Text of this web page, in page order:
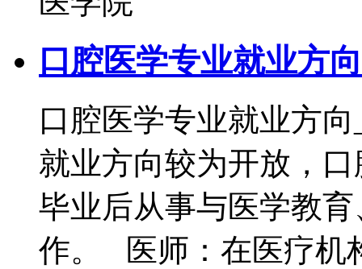
口腔医学专业就业方
口腔医学专业就业方
就业方向较为开放，
毕业后从事与医学教
作。 医师：在医疗机